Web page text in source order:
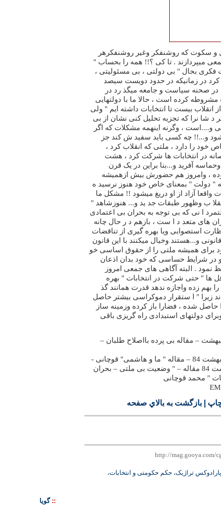
و سکوت که روشنفکر وغیر روشنفکرهر
میپردازند . تا کی ؟!! همه را بحساب "
ید گذ ا شت فکری بحال " بی دولتی ، بی مسئولیتی ،
در زمانیکه در حدود دویست سیصد
صحنه سیاست و جامعه میگذ رد در
کرده است ، حالا ما با دولتهایی
انقلاب بیست تا انتخابات داشته ایم " ولی
د شا نرا که تجزیه تحلیل کنی نشان از بی
و....است ، وگرنه اینهمه مشکلات که اگر
و...!! چه کسی باید سفید ش کند جز
را دارد ، ملتی که انقلاب کرد ،
در انتخابات ها شرکت کرد ، هشت
آفرید و...بنا براین در یک قرن
، وامروز هم حضورش بیش ازهمیشه
" دولت " بمعنای خاص خود هنوز نرسید ه
واقعا آزاد از او دریغ میشود !! مشکل ما
ب وظهور طبقات جد ید و... هنوزشاهد "
ا نی که بی توجه به بحران بی اعتمادی
های متعد د ا ست ، بازهم د ر حال چانه
استصوابی ویا بهره گیری از تناقضات
و...هستند وخیال میکنند با این قانون
برای همیشه ملتی را از حقوق اساسی خو
در شرایط حساسی که خود بدان اذعان
نمود . البته آگاهی های جمعی امروز
ها " حتی شرکت در انتخابات " بهره
بهم زده واجازه ندهد قدرت همانند گذ
زیرا " ا ستقرار دموکراسی بیشتر حاصل
شده ، فضارا باز کرده وزمینه ساز
دولتهای استبدادی راه گریزی باقی
شرق – شنبه 17 اردیبهشت – مقاله بی پرده بااصلاح طلبان –
2– روزنامه شرق- دوشنبه 19 اردبهشت 84 – مقاله " ما و هاشمی" قوچانی -
-- 3 – روزنامه شرق – 21 اردیبهشت 84 مقاله – " وضعیت بی ملتی – بحران
" محمد قوچانی
بازگشت به بالاي صفحه
تراژیک، حکم حکومتی و انتخابات،
::گويا